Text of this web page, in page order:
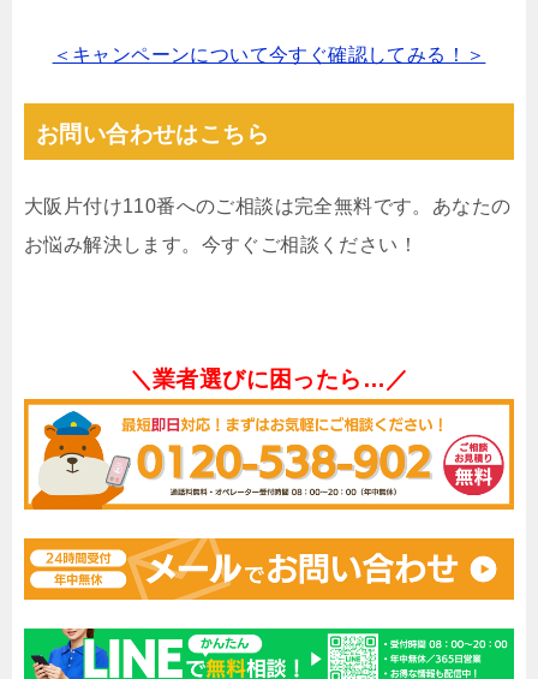
＜キャンペーンについて今すぐ確認してみる！＞
お問い合わせはこちら
大阪片付け110番へのご相談は完全無料です。あなたの
お悩み解決します。今すぐご相談ください！
＼業者選びに困ったら…／